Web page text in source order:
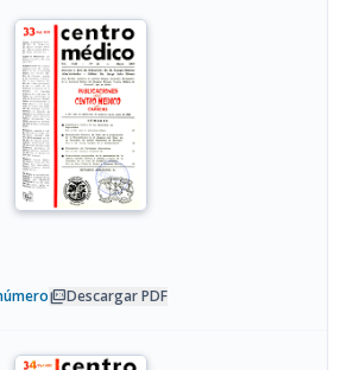
picture_as_pdfDescargar PDF